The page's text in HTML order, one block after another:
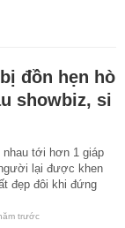
đồn hẹn hò
showbiz, si
nhau tới hơn 1 giáp
lại được khen
đẹp đôi khi đứng
trước